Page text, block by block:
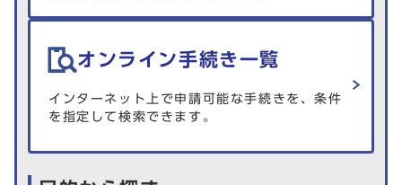
オンライン手続き一覧
インターネット上で申請可能な手続きを、条件
を指定して検索できます。